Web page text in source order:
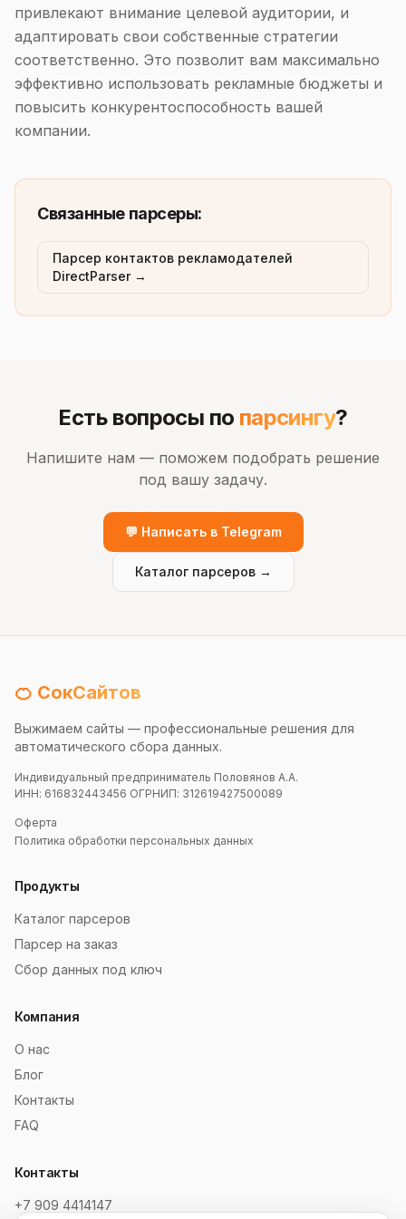
привлекают внимание целевой аудитории, и
адаптировать свои собственные стратегии
соответственно. Это позволит вам максимально
эффективно использовать рекламные бюджеты и
повысить конкурентоспособность вашей
компании.
Связанные парсеры:
Парсер контактов рекламодателей
DirectParser →
Есть вопросы по парсингу?
Напишите нам — поможем подобрать решение
под вашу задачу.
💬 Написать в Telegram
Каталог парсеров →
🍊 СокСайтов
Выжимаем сайты — профессиональные решения для
автоматического сбора данных.
Индивидуальный предприниматель Половянов А.А.
ИНН: 616832443456 ОГРНИП: 312619427500089
Оферта
Политика обработки персональных данных
Продукты
Каталог парсеров
Парсер на заказ
Сбор данных под ключ
Компания
О нас
Блог
Контакты
FAQ
Контакты
+7 909 4414147